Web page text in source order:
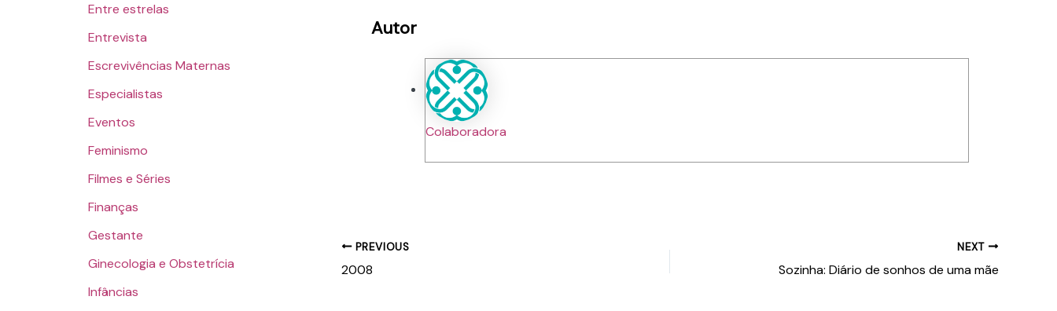
Entre estrelas
Entrevista
Escrevivências Maternas
Especialistas
Eventos
Feminismo
Filmes e Séries
Finanças
Gestante
Ginecologia e Obstetrícia
Infâncias
Autor
Colaboradora
PREVIOUS
2008
NEXT
Sozinha: Diário de sonhos de uma mãe